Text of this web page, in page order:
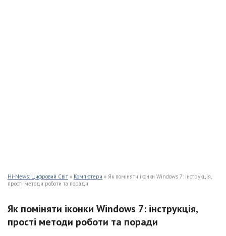
Hi-News: Цифровий Світ » Компютери » Як поміняти іконки Windows 7: інструкція,
прості методи роботи та поради
Як поміняти іконки Windows 7: інструкція,
прості методи роботи та поради